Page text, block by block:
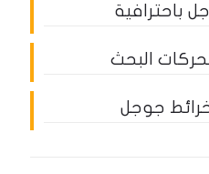
باحترافية
البحث
جوجل